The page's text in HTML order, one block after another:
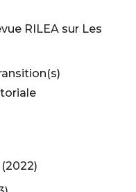
RILEA sur Les